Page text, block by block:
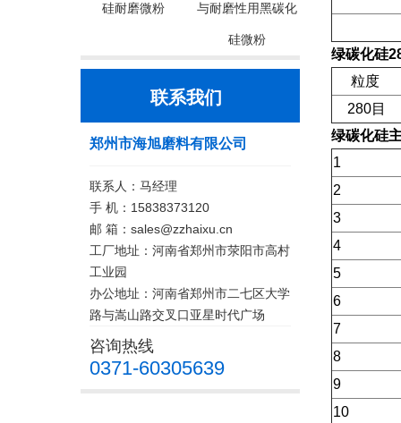
硅耐磨微粉 与耐磨性用黑碳化
硅微粉
联系我们
郑州市海旭磨料有限公司
联系人：马经理
手 机：15838373120
邮 箱：sales@zzhaixu.cn
工厂地址：河南省郑州市荥阳市高村
工业园
办公地址：河南省郑州市二七区大学
路与嵩山路交叉口亚星时代广场
咨询热线
0371-60305639
绿碳化硅
粒度
280目
绿碳化硅
1
2
3
4
5
6
7
8
9
10